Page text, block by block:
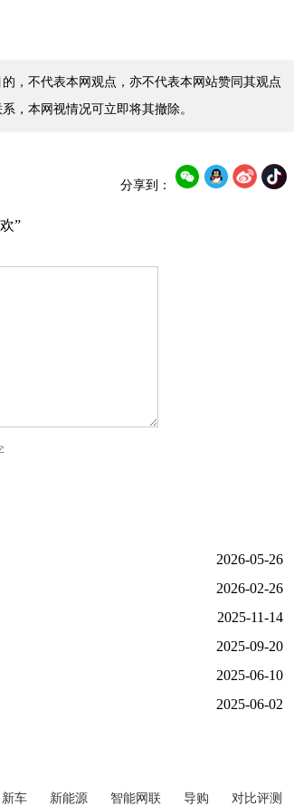
，不代表本网观点，亦不代表本网站赞同其观点
，本网视情况可立即将其撤除。
分享到：
”
2026-05-26
2026-02-26
2025-11-14
2025-09-20
2025-06-10
2025-06-02
新车 新能源 智能网联 导购 对比评测